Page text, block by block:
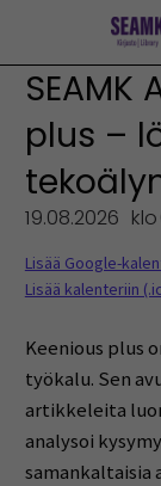
plus –
19.08.2026 klo
Lisää Google-
Lisää kalenteriin
Keenious plus
työkalu. Sen
artikkeleita
analysoi